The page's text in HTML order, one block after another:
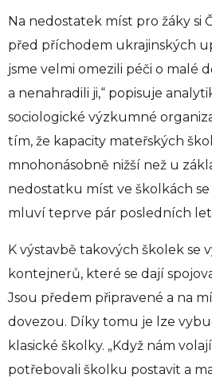
Na nedostatek míst pro žáky si
před příchodem ukrajinských
jsme velmi omezili péči o malé
a nenahradili ji,“ popisuje
sociologické výzkumné
tím, že kapacity mateřských
mnohonásobně nižší než u
nedostatku míst ve školkách
mluví teprve pár posledních
K výstavbě takových školek se
kontejnerů, které se dají
Jsou předem připravené a na
dovezou. Díky tomu je lze
klasické školky. „Když nám
potřebovali školku postavit a